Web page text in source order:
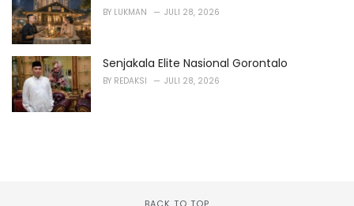
BY LUKMAN JULI 28, 2026
Senjakala Elite Nasional Gorontalo
BY REDAKSI JULI 28, 2026